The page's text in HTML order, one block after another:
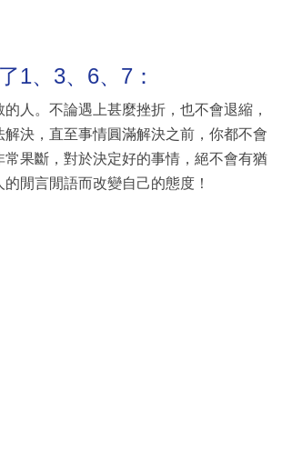
1、3、6、7：
人。不論遇上甚麼挫折，也不會退縮，
解決，直至事情圓滿解決之前，你都不會
常果斷，對於決定好的事情，絕不會有猶
閒言閒語而改變自己的態度！